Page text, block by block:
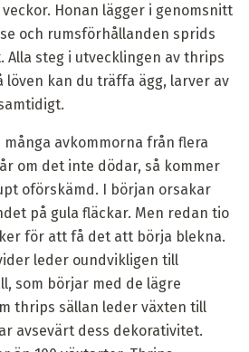
veckor. Honan lägger i genomsnitt
och rumsförhållanden sprids
steg i utvecklingen av thrips
löven kan du träffa ägg, larver av
avkommorna från flera
om det inte dödar, så kommer
oförskämd. I början orsakar
på gula fläckar. Men redan tio
för att få det att börja blekna.
leder oundvikligen till
som börjar med de lägre
thrips sällan leder växten till
avsevärt dess dekorativitet.